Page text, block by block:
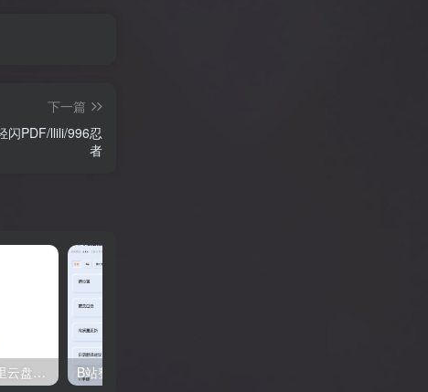
下一篇
闪PDF/llili/996忍
者
普听音乐：一款专为阿里云盘准备的音乐播放器，免费无广告！